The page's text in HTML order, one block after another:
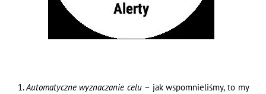
Automatyczne wyznaczanie celu – jak wspomnieliśmy, to my